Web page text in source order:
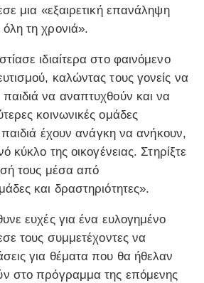
μια «εξαιρετική επανάληψη
τη χρονιά».
ιδιαίτερα στο φαινόμενο
καλώντας τους γονείς να
να αναπτυχθούν και να
κοινωνικές ομάδες
παιδιά έχουν ανάγκη να ανήκουν,
κύκλο της οικογένειας. Στηρίξτε
τους μέσα από
και δραστηριότητες».
ευχές για ένα ευλογημένο
τους συμμετέχοντες να
για θέματα που θα ήθελαν
στο πρόγραμμα της επόμενης